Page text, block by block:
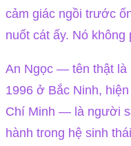
cảm giác ngồi trước
nuốt cát ấy. Nó không
An Ngọc — tên thật là
1996 ở Bắc Ninh,
Chí Minh — là người
hành trong hệ sinh